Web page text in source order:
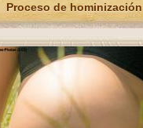
Proceso de hominización